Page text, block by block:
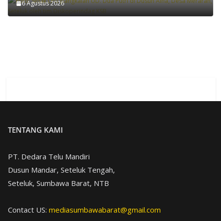
6 Agustus 2026
TENTANG KAMI
PT. Dedara Telu Mandiri
Dusun Mandar, Seteluk Tengah,
Seteluk, Sumbawa Barat, NTB
Contact US: mediasumbawabarat@gmail.com